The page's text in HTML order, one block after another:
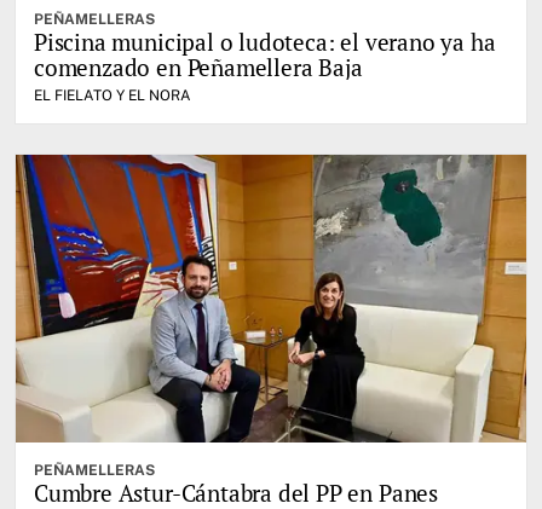
PEÑAMELLERAS
Piscina municipal o ludoteca: el verano ya ha
comenzado en Peñamellera Baja
EL FIELATO Y EL NORA
PEÑAMELLERAS
Cumbre Astur-Cántabra del PP en Panes